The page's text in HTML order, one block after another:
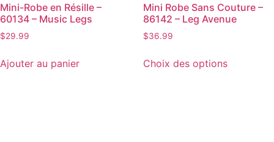
Mini-Robe en Résille –
60134 – Music Legs
$29.99
Ajouter au panier
Mini Robe Sans Couture –
86142 – Leg Avenue
$36.99
Choix des options